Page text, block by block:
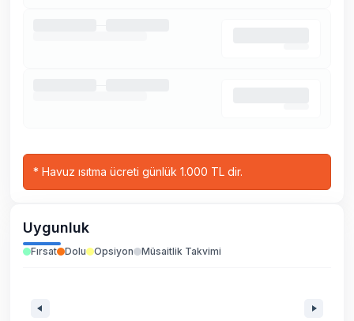
* Havuz ısıtma ücreti günlük 1.000 TL dir.
Uygunluk
Fırsat Dolu Opsiyon Müsaitlik Takvimi